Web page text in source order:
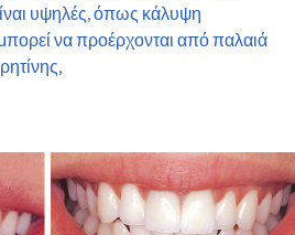
υψηλές, όπως κάλυψη
να προέρχονται από παλαιά